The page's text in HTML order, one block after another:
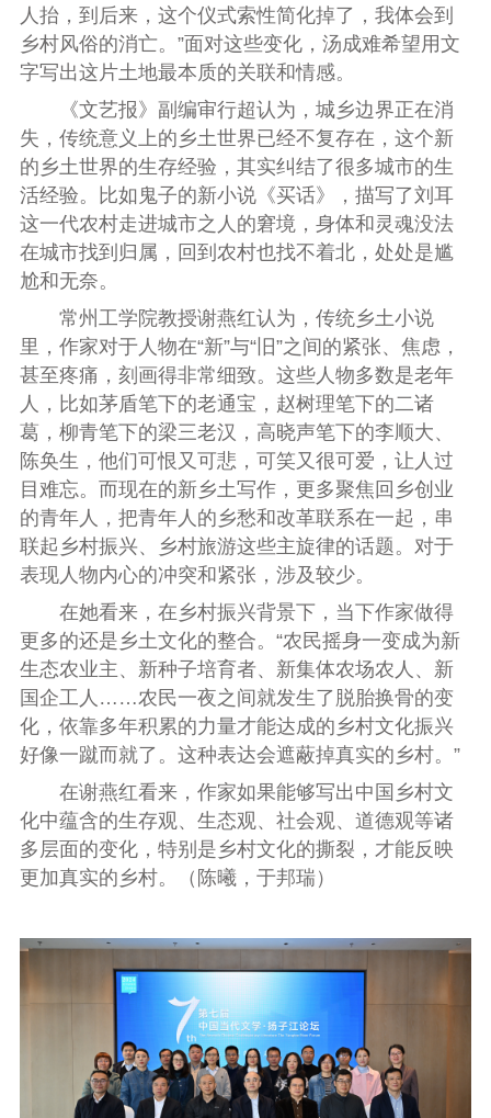
人抬，到后来，这个仪式索性简化掉了，我体会到
乡村风俗的消亡。”面对这些变化，汤成难希望用文
字写出这片土地最本质的关联和情感。
《文艺报》副编审行超认为，城乡边界正在消
失，传统意义上的乡土世界已经不复存在，这个新
的乡土世界的生存经验，其实纠结了很多城市的生
活经验。比如鬼子的新小说《买话》，描写了刘耳
这一代农村走进城市之人的窘境，身体和灵魂没法
在城市找到归属，回到农村也找不着北，处处是尴
尬和无奈。
常州工学院教授谢燕红认为，传统乡土小说
里，作家对于人物在“新”与“旧”之间的紧张、焦虑，
甚至疼痛，刻画得非常细致。这些人物多数是老年
人，比如茅盾笔下的老通宝，赵树理笔下的二诸
葛，柳青笔下的梁三老汉，高晓声笔下的李顺大、
陈奂生，他们可恨又可悲，可笑又很可爱，让人过
目难忘。而现在的新乡土写作，更多聚焦回乡创业
的青年人，把青年人的乡愁和改革联系在一起，串
联起乡村振兴、乡村旅游这些主旋律的话题。对于
表现人物内心的冲突和紧张，涉及较少。
在她看来，在乡村振兴背景下，当下作家做得
更多的还是乡土文化的整合。“农民摇身一变成为新
生态农业主、新种子培育者、新集体农场农人、新
国企工人……农民一夜之间就发生了脱胎换骨的变
化，依靠多年积累的力量才能达成的乡村文化振兴
好像一蹴而就了。这种表达会遮蔽掉真实的乡村。”
在谢燕红看来，作家如果能够写出中国乡村文
化中蕴含的生存观、生态观、社会观、道德观等诸
多层面的变化，特别是乡村文化的撕裂，才能反映
更加真实的乡村。（陈曦，于邦瑞）